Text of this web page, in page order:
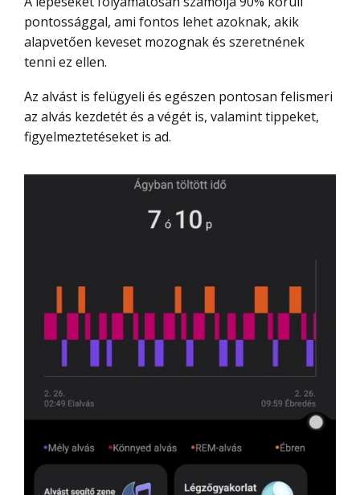
pontossággal, ami fontos lehet azoknak, akik
alapvetően keveset mozognak és szeretnének
tenni ez ellen.
Az alvást is felügyeli és egészen pontosan felismeri
az alvás kezdetét és a végét is, valamint tippeket,
figyelmeztetéseket is ad.